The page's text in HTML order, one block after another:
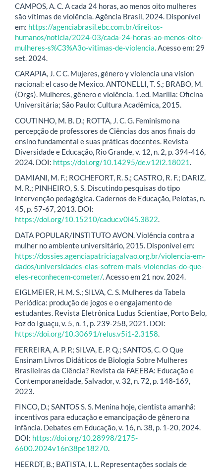
CAMPOS, A. C. A cada 24 horas, ao menos oito mulheres
são vítimas de violência. Agência Brasil, 2024. Disponível
em: https://agenciabrasil.ebc.com.br/direitos-
humanos/noticia/2024-03/cada-24-horas-ao-menos-oito-
mulheres-s%C3%A3o-vitimas-de-violencia . Acesso em: 29
set. 2024.
CARAPIA, J. C C. Mujeres, género y violencia una vision
nacional: el caso de Mexico. ANTONELLI, T. S.; BRABO, M.
(Orgs). Mulheres, gênero e violência. 1.ed. Marília: Oficina
Universitária; São Paulo: Cultura Acadêmica, 2015.
COUTINHO, M. B. D.; ROTTA, J. C. G. Feminismo na
percepção de professores de Ciências dos anos finais do
ensino fundamental e suas práticas docentes. Revista
Diversidade e Educação, Rio Grande, v. 12, n. 2, p. 394-416,
2024. DOI: https://doi.org/10.14295/de.v12i2.18021
DAMIANI, M. F.; ROCHEFORT, R. S.; CASTRO, R. F.; DARIZ,
M. R.; PINHEIRO, S. S. Discutindo pesquisas do tipo
intervenção pedagógica. Cadernos de Educação, Pelotas, n.
45, p. 57-67, 2013. DOI:
https://doi.org/10.15210/caduc.v0i45.3822.
DATA POPULAR/INSTITUTO AVON. Violência contra a
mulher no ambiente universitário, 2015. Disponível em:
https://dossies.agenciapatriciagalvao.org.br/violencia-em-
dados/universidades-elas-sofrem-mais-violencias-do-que-
eles-reconhecem-cometer/. Acesso em 21 nov. 2024.
EIGLMEIER, H. M. S.; SILVA, C. S. Mulheres da Tabela
Periódica: produção de jogos e o engajamento de
estudantes. Revista Eletrônica Ludus Scientiae, Porto Belo,
Foz do Iguaçu, v. 5, n. 1, p. 239-258, 2021. DOI:
https://doi.org/10.30691/relus.v5i1-2.3158.
FERREIRA, A. P. P.; SILVA, E. P. Q.; SANTOS, C. O Que
Ensinam Livros Didáticos de Biologia Sobre Mulheres
Brasileiras da Ciência? Revista da FAEEBA: Educação e
Contemporaneidade, Salvador, v. 32, n. 72, p. 148-169,
2023.
FINCO, D.; SANTOS S. S. Menina hoje, cientista amanhã:
incentivos para educação e emancipação de gênero na
infância. Debates em Educação, v. 16, n. 38, p. 1-20, 2024.
DOI: https://doi.org/10.28998/2175-
6600.2024v16n38pe18270.
HEERDT, B.; BATISTA, I. L. Representações sociais de